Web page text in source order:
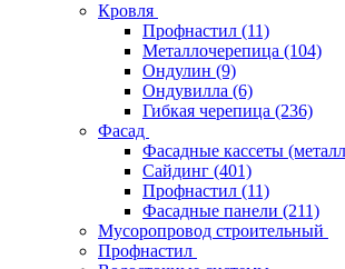
Кровля
Профнастил (11)
Металлочерепица (104)
Ондулин (9)
Ондувилла (6)
Гибкая черепица (236)
Фасад
Фасадные кассеты
Сайдинг (401)
Профнастил (11)
Фасадные панели (211)
Мусоропровод строительный
Профнастил